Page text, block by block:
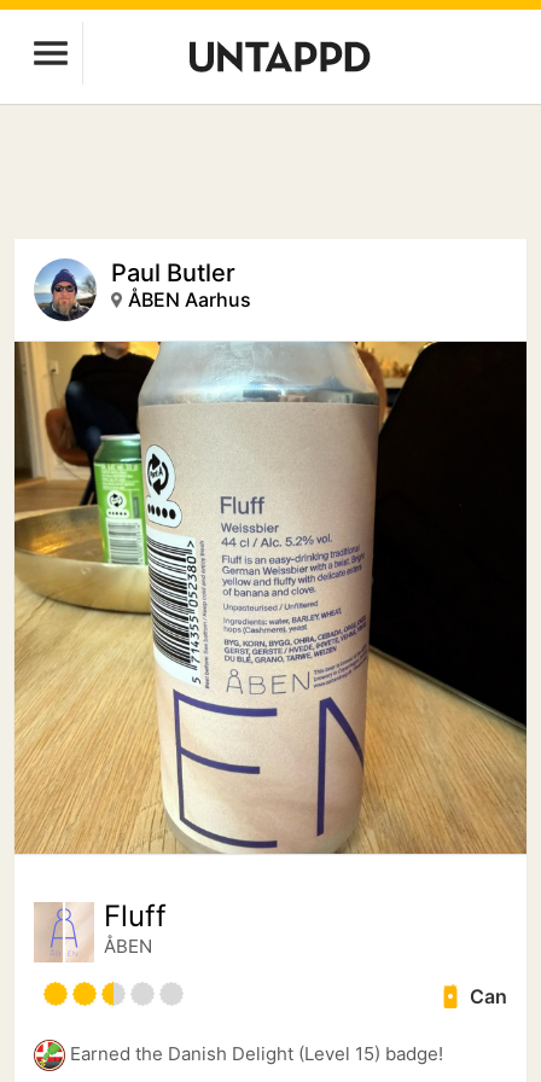
Paul Butler
ÅBEN Aarhus
Fluff
ÅBEN
Can
Earned the Danish Delight (Level 15) badge!